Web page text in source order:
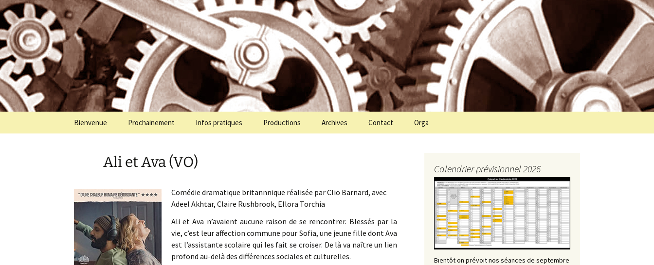
Aller
au
contenu
Cinémolette
Programmation cinéma à St Julien Molin Molette
Bienvenue Prochainement Infos pratiques Productions Archives Contact Orga
Ali et Ava (VO)
Comédie dramatique britannnique réalisée par Clio Barnard, avec
Adeel Akhtar, Claire Rushbrook, Ellora Torchia
Ali et Ava n’avaient aucune raison de se rencontrer. Blessés par la
vie, c’est leur affection commune pour Sofia, une jeune fille dont Ava
est l’assistante scolaire qui les fait se croiser. De là va naître un lien
profond au-delà des différences sociales et culturelles.
Calendrier prévisionnel 2026
Bientôt on prévoit nos séances de septembre